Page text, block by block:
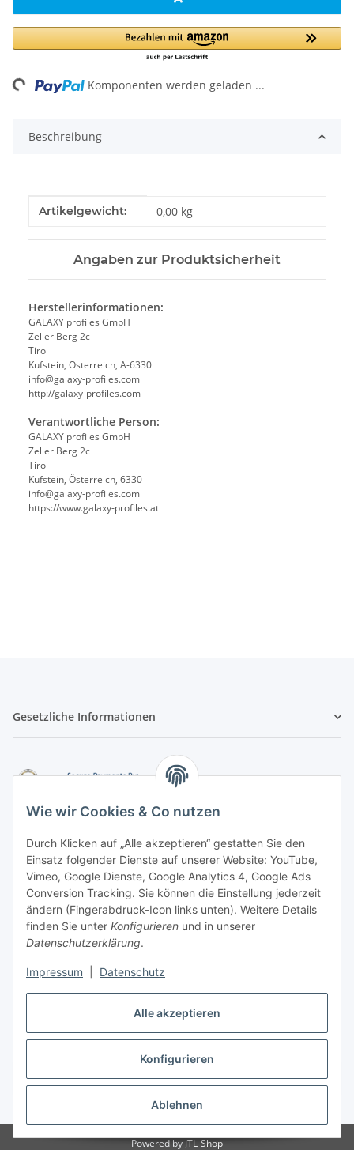
Alle akzeptieren
Konfigurieren
Ablehnen
Wie wir Cookies & Co nutzen
Durch Klicken auf „Alle akzeptieren“ gestatten Sie den
Einsatz folgender Dienste auf unserer Website: YouTube,
Vimeo, Google Dienste, Google Analytics 4, Google Ads
Conversion Tracking. Sie können die Einstellung jederzeit
ändern (Fingerabdruck-Icon links unten). Weitere Details
finden Sie unter Konfigurieren und in unserer
Datenschutzerklärung.
Impressum Datenschutz
Komponenten werden geladen ...
Beschreibung
Produkteigenschaft
Wert
Artikelgewicht: 0,00 kg
Angaben zur Produktsicherheit
Herstellerinformationen:
GALAXY profiles GmbH
Zeller Berg 2c
Tirol
Kufstein, Österreich, A-6330
info@galaxy-profiles.com
http://galaxy-profiles.com
Verantwortliche Person:
GALAXY profiles GmbH
Zeller Berg 2c
Tirol
Kufstein, Österreich, 6330
info@galaxy-profiles.com
https://www.galaxy-profiles.at
Gesetzliche Informationen
Vorkasse per Überweisung
Zahlung per PayPal
Zahlung per Google Pay (PayPal)
Zahlung per Apple Pay (PayPal)
Zahlung per amazon payments
FAQ
Weitere Informationen
Vertrag widerrufen
* Alle Preise inkl. gesetzlicher USt., zzgl.Versand
Powered byJTL-Shop